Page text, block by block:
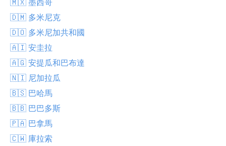
🇩🇲 多米尼克
🇩🇴 多米尼加共和國
🇦🇮 安圭拉
🇦🇬 安提瓜和巴布達
🇳🇮 尼加拉瓜
🇧🇸 巴哈馬
🇧🇧 巴巴多斯
🇵🇦 巴拿馬
🇨🇼 庫拉索